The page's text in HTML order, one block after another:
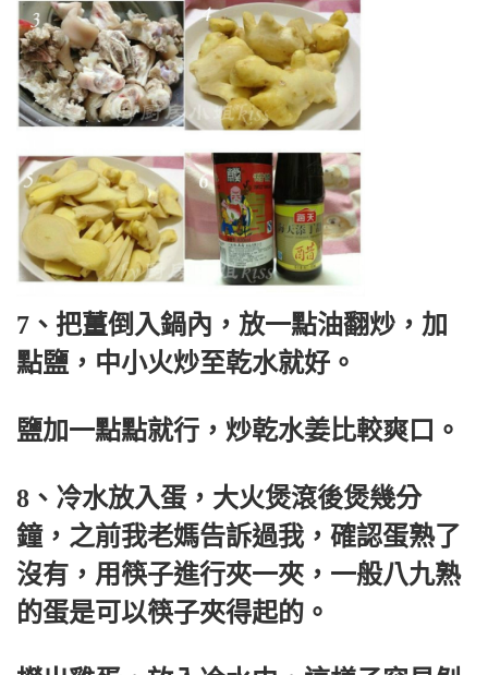
7、把薑倒入鍋內，放一點油翻炒，加
點鹽，中小火炒至乾水就好。
鹽加一點點就行，炒乾水姜比較爽口。
8、冷水放入蛋，大火煲滾後煲幾分
鐘，之前我老媽告訴過我，確認蛋熟了
沒有，用筷子進行夾一夾，一般八九熟
的蛋是可以筷子夾得起的。